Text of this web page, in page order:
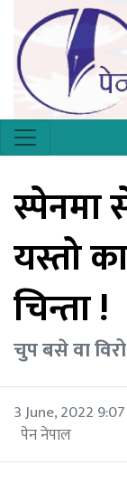
स्पेनमा
यस्तो
चिन्ता !
चुप बसे वा
3 June, 2022
पेन नेपाल